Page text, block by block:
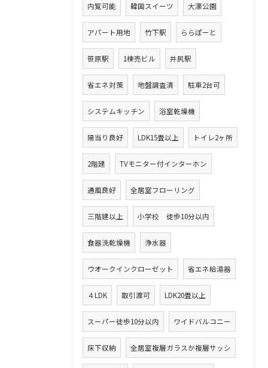
内覧可能 韓国スイーツ 大濠公園
アパート用地 竹下駅 ららぽーと
笹原駅 1棟売ビル 井尻駅
省エネ対策 地盤調査済 駐車2台可
システムキッチン 浴室乾燥機
陽当り良好 LDK15畳以上 トイレ2ヶ所
2階建 TVモニター付インターホン
通風良好 全居室フローリング
三階建以上 小学校 徒歩10分以内
食器洗乾燥機 浄水器
ウオークインクローゼット 省エネ給湯器
４LDK 取引渡可 LDK20畳以上
スーパー徒歩10分以内 ワイドバルコニー
床下収納 全居室複層ガラスか複層サッシ